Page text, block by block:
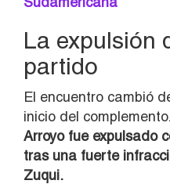
La expulsión
partido
El encuentro cambió
inicio del
Arroyo fue expulsado
tras una fuerte
Zuqui.